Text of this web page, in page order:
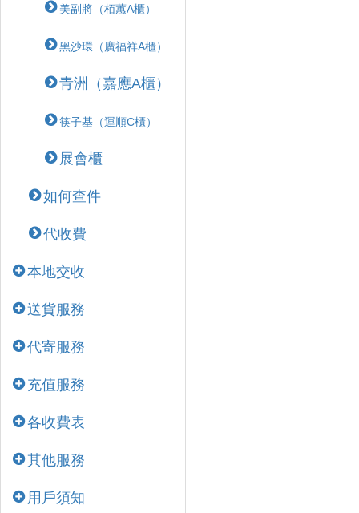
美副將（栢蕙A櫃）
黑沙環（廣福祥A櫃）
青洲（嘉應A櫃）
筷子基（運順C櫃）
展會櫃
如何查件
代收費
本地交收
送貨服務
代寄服務
充值服務
各收費表
其他服務
用戶須知